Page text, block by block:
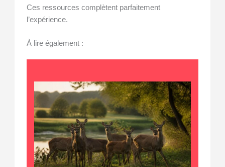
Ces ressources complètent parfaitement
l’expérience.
À lire également :